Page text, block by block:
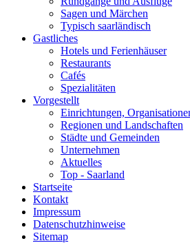
Sagen und Märchen
Typisch saarländisch
Gastliches
Hotels und Ferienhäuser
Restaurants
Cafés
Spezialitäten
Vorgestellt
Einrichtungen,
Regionen und Landschaften
Städte und Gemeinden
Unternehmen
Aktuelles
Top - Saarland
Startseite
Kontakt
Impressum
Datenschutzhinweise
Sitemap